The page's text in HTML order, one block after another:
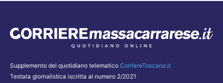
Supplemento del quotidiano telematico CorriereToscano.it
Testata giornalistica iscritta al numero 2/2021